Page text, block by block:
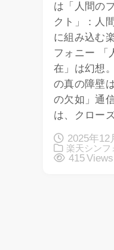
は「人間の
クト」：人
に組み込む
フォニー 「
在」は幻想
の真の障壁
の欠如」通
は、クロー
2025年12
楽天シンフ
415 Views